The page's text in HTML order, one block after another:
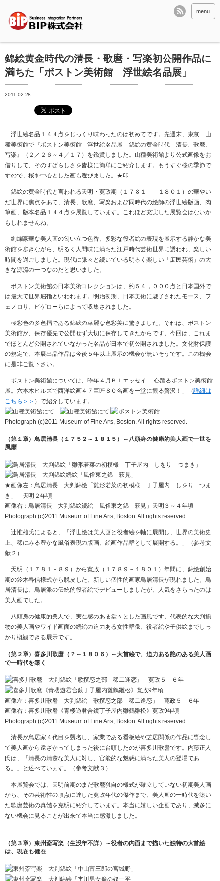
menu
錦絵黄金時代の清長・歌麿・写楽初公開作品に
満ちた「ボストン美術館 浮世絵名品展」
2011.02.28
浮世絵名品１４４点をじっくり味わったのは初めてです。先週末、東京 山
種美術館で『ボストン美術館 浮世絵名品展 錦絵の黄金時代―清長、歌麿、
写楽』（２／２６～４／１７）を鑑賞しました。山種美術館より公式画像をお
借りして、そのすばらしさを皆様に簡単にご紹介します。もうすぐ桜の季節で
すので、桜を中心とした画も選びました。★印
錦絵の黄金時代と言われる天明・寛政期（１７８１――１８０１）の華やい
だ世界に焦点をあて、清長、歌麿、写楽および同時代の絵師の浮世絵版画、肉
筆画、版本名品１４４点を展覧しています。これほど充実した展覧会はないか
もしれませんね。
絢爛豪華な美人画の匂い立つ色香、多彩な役者絵の表現を展示する静かな美
術館を歩きながら、明るく人間味に満ちた江戸時代芸術世界に誘われ、楽しい
時間を過ごしました。現代に脈々と続いている明るく楽しい「庶民芸術」の大
きな源流の一つなのだと思いました。
ボストン美術館の日本美術コレクションは、約５４，０００点と日本国外で
は最大で世界屈指といわれます。明治初期、日本美術に魅了されたモース、フ
ェノロサ、ビゲローらによって収集されました。
極彩色の多色摺である錦絵の華麗な色彩美に驚きました。それは、ボストン
美術館が、保存優先で公開せず大切に保存してきたからです。今回は、これま
でほとんど公開されていなかった名品が日本で初公開されました。文化財保護
の規定で、本展出品作品は今後５年以上展示の機会が無いそうです。この機会
に是非ご覧下さい。
ボストン美術館については、昨年４月ＢＩエッセイ「 心躍るボストン美術館
展。六本木ヒルズで西洋絵画４７巨匠８０名画を一堂に観る贅沢！」（詳細は
こちら＞＞ ）で紹介しています。
Photograph (c)2011 Museum of Fine Arts, Boston. All rights reserved.
（第１章）鳥居清長（１７５２～１８１５）～八頭身の健康的美人画で一世を
風靡
★画像左：鳥居清長 大判錦絵「雛形若菜の初模様 丁子屋内 しをり つま
き」 天明２年頃
画像右：鳥居清長 大判錦絵続絵「風俗東之錦 萩見」天明３～４年頃
Photograph (c)2011 Museum of Fine Arts, Boston. All rights reserved.
辻惟雄氏によると、「浮世絵は美人画と役者絵を軸に展開し、世界の美術史
上、稀にみる豊かな風俗表現の版画、絵画作品群として展開する。」（参考文
献２）
天明（１７８１－８９）から寛政（１７８９－１８０１）年間に、錦絵創始
期の鈴木春信様式から脱皮した、新しい個性的画家鳥居清長が現れました。鳥
居清長は、鳥居派の伝統的役者絵でデビューしましたが、人気をさらったのは
美人画でした。
八頭身の健康的美人で、実在感のある堂々とした画風です。代表的な大判揃
物の美人画やワイド画面の続絵の迫力ある女性群像、役者絵や子供絵までしっ
かり概観できる展示です。
（第２章）喜多川歌麿（？～１８０６）～大首絵で、迫力ある艶のある美人画
で一時代を築く
画像左：喜多川歌麿 大判錦絵「歌撰恋之部 稀二逢恋」 寛政５－６年
画像右：喜多川歌麿《青楼遊君合鏡丁子屋内雛鶴雛松》寛政9年頃
Photograph (c)2011 Museum of Fine Arts, Boston. All rights reserved.
清長が鳥居家４代目を襲名し、家業である看板絵や芝居関係の作品に専念し
て美人画から遠ざかってしまった後に台頭したのが喜多川歌麿です。内藤正人
氏は、「清長の清楚な美人に対し、官能的な魅惑に満ちた美人の登場であ
る。」と述べています。（参考文献３）
本展覧会では、天明前期のまだ歌麿独自の様式が確立していない初期美人画
から、その芸術性の頂点に達した寛政年代の傑作まで、美人画の一時代を築い
た歌麿芸術の真髄を克明に紹介しています。本当に嬉しい企画であり、滅多に
ない機会に見ることが出来て本当に感激しました。
（第３章）東州斎写楽（生没年不詳）～役者の内面まで描いた独特の大首絵
は、現在も健在